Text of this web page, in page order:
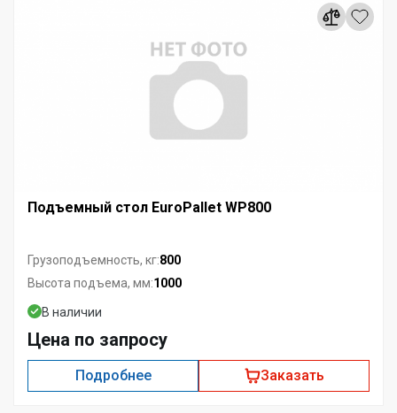
Подъемный стол EuroPallet WP800
Грузоподъемность, кг:800
Высота подъема, мм:1000
В наличии
Цена по запросу
Подробнее Заказать